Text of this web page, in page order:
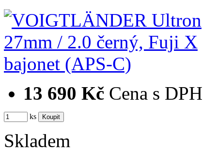
13 690 Kč Cena s DPH
ks
Skladem